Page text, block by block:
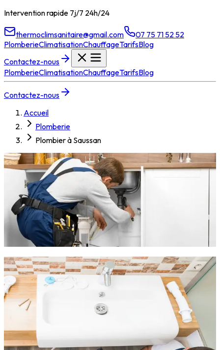
Intervention rapide 7j/7 24h/24
thermoclimsanitaire@gmail.com
07 75 71 52 52
PlomberieClimatisationChauffageTarifsBlog
Contactez-nous
PlomberieClimatisationChauffageTarifsBlog
Contactez-nous
Accueil
Plomberie
Plombier à Saussan
Plombier àSaussan
Besoin d'un plombier à Saussan ? TCS Plomberie intervient
rapidement pour le dépannage, l'installation et l'entretien de
vos équipements de plomberie. Nous arrivons en 20 minutes
depuis notre base à Montpellier.
Dépannage plomberie en urgence à
Saussan
Une fuite d'eau ? Une canalisation bouchée en plein week-end
Thermo Clim Sanitaire Plomberie
en urgence
pour tous vos problèmes de plomberie.
Nous traitons rapidement :